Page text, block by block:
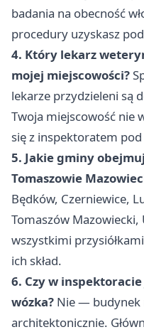
badania na obecność
procedury uzyskasz
4. Który lekarz
mojej miejscowości?
lekarze przydzieleni są
Twoja miejscowość nie
się z inspektoratem
5. Jakie gminy
Tomaszowie
Będków, Czerniewice,
Tomaszów
wszystkimi
ich skład.
6. Czy w
wózka? Nie — budynek
architektonicznie.